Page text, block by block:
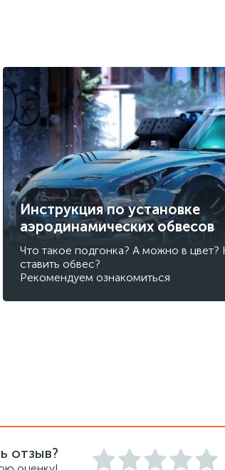
Инструкция по установке
аэродинамических обвесов
Что такое подгонка? А можно в цвет?
ставить обвес?
Рекомендуем ознакомиться
отзыв?